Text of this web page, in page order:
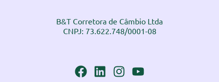
B&T Corretora de Câmbio Ltda
CNPJ: 73.622.748/0001-08